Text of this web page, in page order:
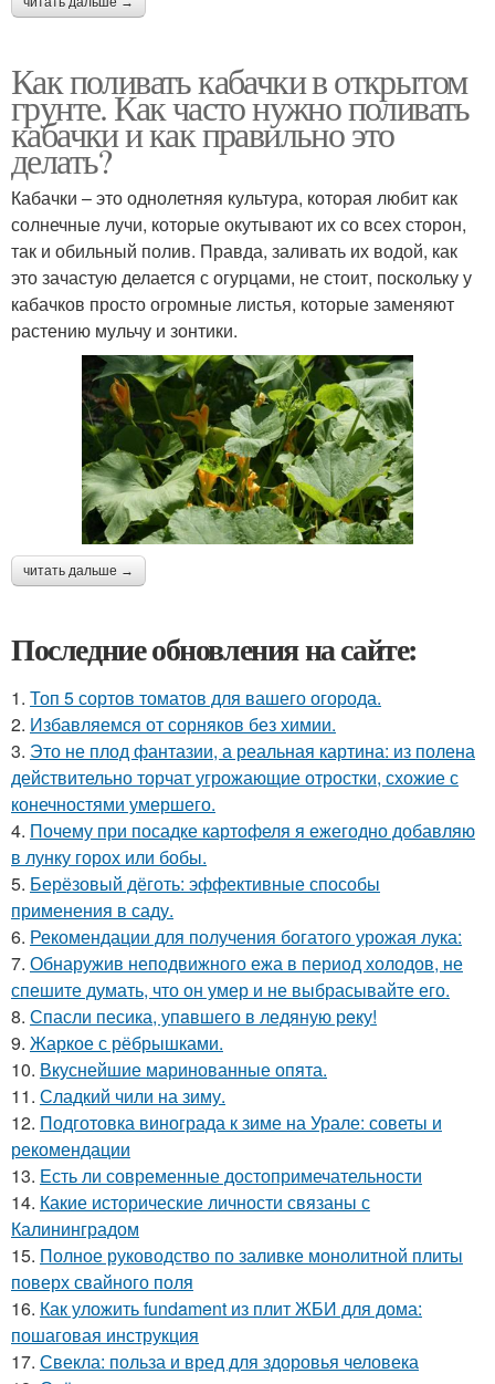
Как поливать кабачки в открытом
грунте. Как часто нужно поливать
кабачки и как правильно это
делать?
Кабачки – это однолетняя культура, которая любит как
солнечные лучи, которые окутывают их со всех сторон,
так и обильный полив. Правда, заливать их водой, как
это зачастую делается с огурцами, не стоит, поскольку у
кабачков просто огромные листья, которые заменяют
растению мульчу и зонтики.
читать дальше →
Последние обновления на сайте:
1. Топ 5 сортов томатов для вашего огорода.
2. Избавляемся от сорняков без химии.
3. Это не плод фантазии, а реальная картина: из полена
действительно торчат угрожающие отростки, схожие с
конечностями умершего.
4. Почему при посадке картофеля я ежегодно добавляю
в лунку горох или бобы.
5. Берёзовый дёготь: эффективные способы
применения в саду.
6. Рекомендации для получения богатого урожая лука:
7. Обнаружив неподвижного ежа в период холодов, не
спешите думать, что он умер и не выбрасывайте его.
8. Спасли песика, упaвшего в ледяную рeку!
9. Жаркое с рёбрышками.
10. Вкуснейшие маринованные опята.
11. Сладкий чили на зиму.
12. Подготовка винограда к зиме на Урале: советы и
рекомендации
13. Есть ли современные достопримечательности
14. Какие исторические личности связаны с
Калининградом
15. Полное руководство по заливке монолитной плиты
поверх свайного поля
16. Как уложить fundament из плит ЖБИ для дома:
пошаговая инструкция
17. Свекла: польза и вред для здоровья человека